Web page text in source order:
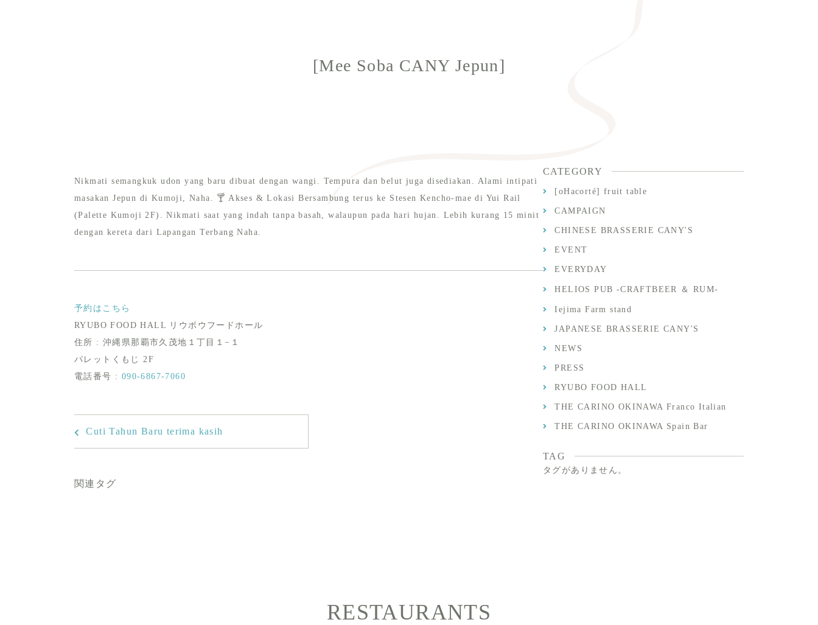
[Mee Soba CANY Jepun]
Nikmati semangkuk udon yang baru dibuat dengan wangi. Tempura dan belut juga disediakan. Alami intipati
masakan Jepun di Kumoji, Naha. 🍸 Akses & Lokasi Bersambung terus ke Stesen Kencho-mae di Yui Rail
(Palette Kumoji 2F). Nikmati saat yang indah tanpa basah, walaupun pada hari hujan. Lebih kurang 15 minit
dengan kereta dari Lapangan Terbang Naha.
予約はこちら
RYUBO FOOD HALL リウボウフードホール
住所 : 沖縄県那覇市久茂地１丁目１−１
パレットくもじ 2F
電話番号 : 090-6867-7060
Cuti Tahun Baru terima kasih
関連タグ
CATEGORY
[oHacorté] fruit table
CAMPAIGN
CHINESE BRASSERIE CANY'S
EVENT
EVERYDAY
HELIOS PUB -CRAFTBEER ＆ RUM-
Iejima Farm stand
JAPANESE BRASSERIE CANY'S
NEWS
PRESS
RYUBO FOOD HALL
THE CARINO OKINAWA Franco Italian
THE CARINO OKINAWA Spain Bar
TAG
タグがありません。
RESTAURANTS